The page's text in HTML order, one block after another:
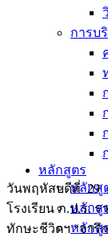
การบ
หลักสูตร
หลักสู
หลักสู
หลักสู
วันพฤหัสบดีที่ 29
โรงเรียน ภ.ป.ร.
ทักษะชีวิตฯ “จารึ